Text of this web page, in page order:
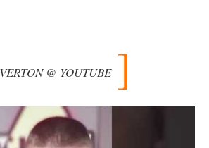
Präsident Bush…
zu:
Mann, der den Marxismus überlebte
gehören. Die Gegenwart zwingt zu einer anderen
SYSTEMvor 9 Stunden zu:
@ YOUTUBE